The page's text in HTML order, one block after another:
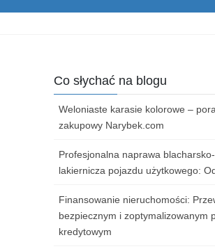
Co słychać na blogu
Weloniaste karasie kolorowe –
zakupowy Narybek.com
Profesjonalna naprawa blacharsko-
lakiernicza pojazdu użytkowego:
Finansowanie nieruchomości:
bezpiecznym i zoptymalizowanym
kredytowym